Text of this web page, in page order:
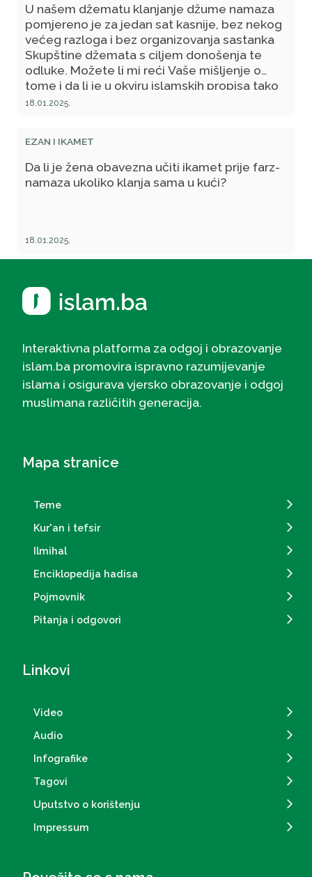
U našem džematu klanjanje džume namaza
pomjereno je za jedan sat kasnije, bez nekog
većeg razloga i bez organizovanja sastanka
Skupštine džemata s ciljem donošenja te
odluke. Možete li mi reći Vaše mišljenje o
tome i da li je u okviru islamskih propisa tako
nešto dozvoljeno?
18.01.2025.
EZAN I IKAMET
Da li je žena obavezna učiti ikamet prije farz-
namaza ukoliko klanja sama u kući?
18.01.2025.
Interaktivna platforma za odgoj i obrazovanje
islam.ba promovira ispravno razumijevanje
islama i osigurava vjersko obrazovanje i odgoj
muslimana različitih generacija.
Mapa stranice
Teme
Kur'an i tefsir
Ilmihal
Enciklopedija hadisa
Pojmovnik
Pitanja i odgovori
Linkovi
Video
Audio
Infografike
Tagovi
Uputstvo o korištenju
Impressum